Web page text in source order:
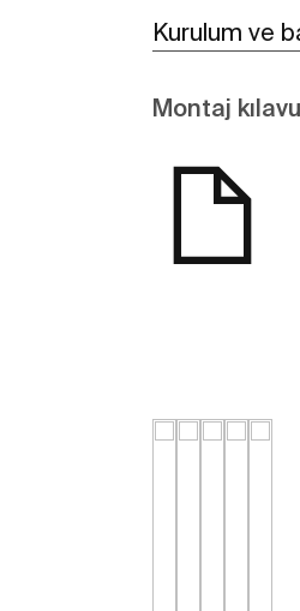
Kurulum ve
Montaj